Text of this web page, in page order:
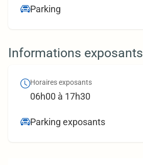
Parking
Informations exposants
Horaires exposants
06h00 à 17h30
Parking exposants